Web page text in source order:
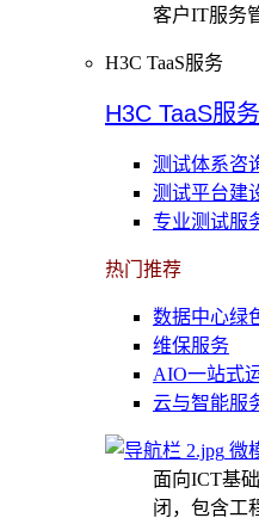
客户IT服务
H3C TaaS服务
H3C TaaS服务
测试体系咨
测试平台建
专业测试服
热门推荐
数据中心绿
维保服务
AIO一站式
云与智能服
微
面向ICT基
闭，包含工